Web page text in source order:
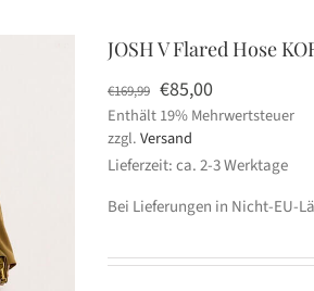
JOSH V Flared Hose
€169,99 Ursprünglicher
Preis
war:
€169,99
€85,00Aktueller
Preis
€85,00.
Enthält 19% Mehrwertsteuer
zzgl.Versand
Lieferzeit: ca. 2-3 Werktage
Bei Lieferungen in Nicht-EU-